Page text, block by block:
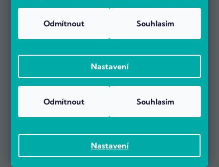
Nastavení
Odmítnout Souhlasím
Nastavení
Odmítnout Souhlasím
OVĚŘENO ZÁKAZNÍKY
Zobrazit více než 5000 recenzí na Heureka.cz